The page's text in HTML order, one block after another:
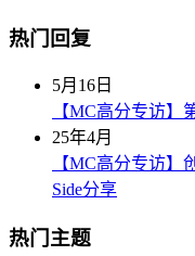
热门回复
5月16日
【MC高分专访】
25年4月
【MC高分专访】
Side分享
热门主题